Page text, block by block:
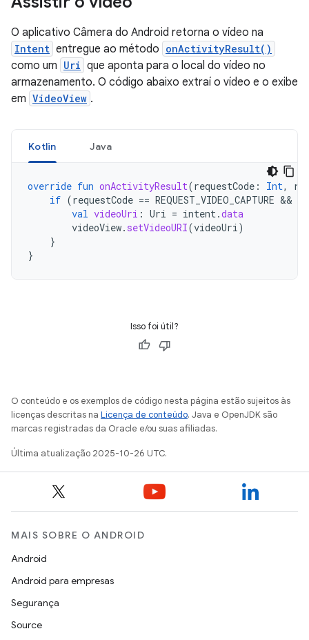
O aplicativo Câmera do Android retorna o vídeo na
Intent entregue ao método onActivityResult()
como um Uri que aponta para o local do vídeo no
armazenamento. O código abaixo extraí o vídeo e o exibe
em VideoView .
Kotlin Java
override fun onActivityResult(requestCode : Int,
if (requestCode == REQUEST_VIDEO_CAPTURE &&
val videoUri : Uri = intent.data
videoView. setVideoURI(videoUri)
}
}
Isso foi útil?
O conteúdo e os exemplos de código nesta página estão sujeitos às
licenças descritas na Licença de conteúdo. Java e OpenJDK são
marcas registradas da Oracle e/ou suas afiliadas.
Última atualização 2025-10-26 UTC.
MAIS SOBRE O ANDROID
Android
Android para empresas
Segurança
Source